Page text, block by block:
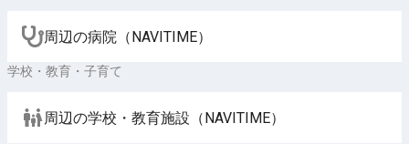
周辺の病院（NAVITIME）
学校・教育・子育て
周辺の学校・教育施設（NAVITIME）